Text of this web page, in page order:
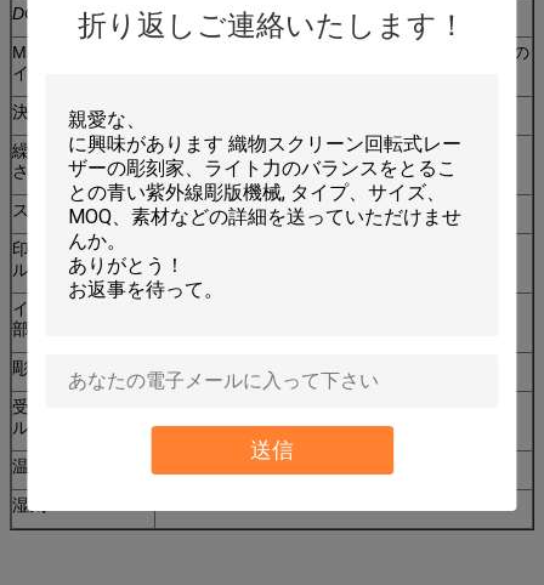
折り返しご連絡いたします！
送信
DOSUNの 平面インクジェット彫刻家の指定
Max.Screenのサ
イズ
1400mm×1000mm~5600mm×3400mm （顧客の
決断
繰り返された正確
さ
±0.02mm
スキャン動き
サーボ モーター
印字ヘッドのモデ
ル
インクジェット頭
部のノズル
彫版の速度
平均6~8Min。/mの²
受諾可能なファイ
ル形式
温度
湿気